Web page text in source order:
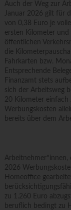
Auch der Weg zur
Januar 2026 gilt für
von 0,38 Euro je
ersten Kilometer
öffentlichen
die
Fahrkarten bzw.
Entsprechende
Finanzamt stets
sich der Arbeitsweg
20 Kilometer
Werbungskosten
bereits über dem
Arbeitnehmer*innen,
2026
Homeoffice
zu 1.260 Euro
beruflich bedingt zu